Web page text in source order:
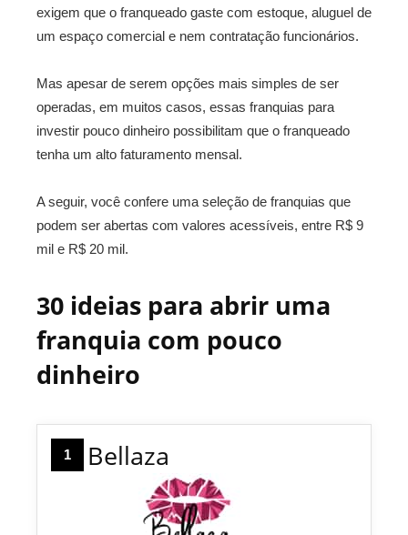
exigem que o franqueado gaste com estoque, aluguel de
um espaço comercial e nem contratação funcionários.
Mas apesar de serem opções mais simples de ser
operadas, em muitos casos, essas franquias para
investir pouco dinheiro possibilitam que o franqueado
tenha um alto faturamento mensal.
A seguir, você confere uma seleção de franquias que
podem ser abertas com valores acessíveis, entre R$ 9
mil e R$ 20 mil.
30 ideias para abrir uma
franquia com pouco
dinheiro
1 Bellaza